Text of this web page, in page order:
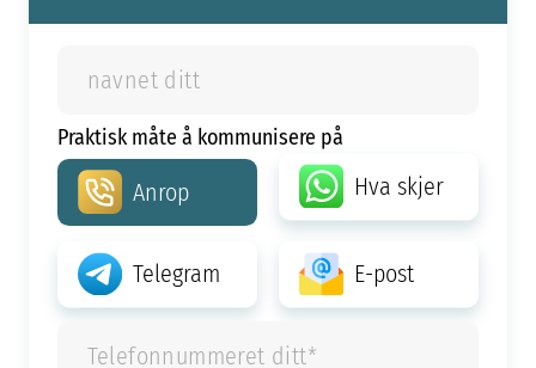
Praktisk måte å kommunisere på
Anrop Hva skjer
Telegram E-post